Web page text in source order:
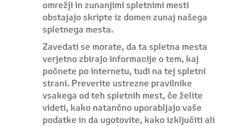
omrežji in zunanjimi spletnimi mesti
obstajajo skripte iz domen zunaj našega
spletnega mesta.
Zavedati se morate, da ta spletna mesta
verjetno zbirajo informacije o tem, kaj
počnete po internetu, tudi na tej spletni
strani. Preverite ustrezne pravilnike
vsakega od teh spletnih mest, če želite
videti, kako natančno uporabljajo vaše
podatke in da ugotovite, kako izključiti ali